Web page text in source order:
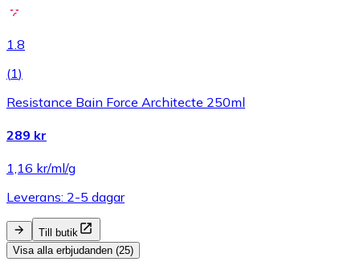
1.8
(1)
Resistance Bain Force Architecte 250ml
289 kr
1,16 kr/ml/g
Leverans: 2-5 dagar
Till butik
Visa alla erbjudanden (25)